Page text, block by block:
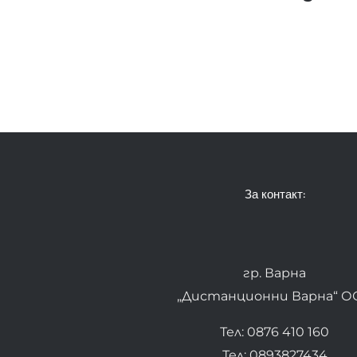
За контакт:
гр. Варна
„Дистанционни Варна“
Тел: 0876 410 160